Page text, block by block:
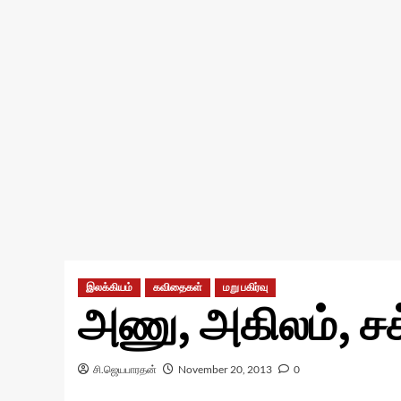
இலக்கியம் கவிதைகள் மறு பகிர்வு
அணு, அகிலம்,
சி.ஜெயபாரதன் November 20, 2013 0